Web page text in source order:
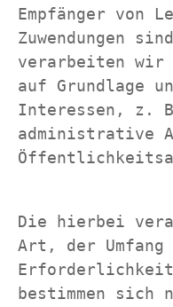
Empfänger von
Zuwendungen
verarbeiten wir
auf Grundlage
Interessen, z.
administrative
Die hierbei
Art, der Umfang
bestimmen sich